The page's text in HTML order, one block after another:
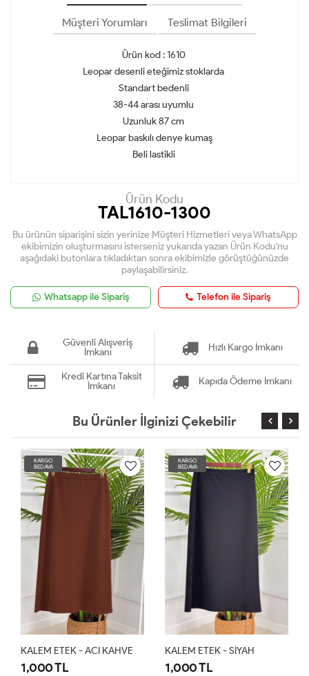
Müşteri Yorumları Teslimat Bilgileri
Ürün kod : 1610
Leopar desenli eteğimiz stoklarda
Standart bedenli
38-44 arası uyumlu
Uzunluk 87 cm
Leopar baskılı denye kumaş
Beli lastikli
Ürün Kodu
TAL1610-1300
Bu ürünün siparişini sizin yerinize Müşteri Hizmetleri veya WhatsApp
ekibimizin oluşturmasını isterseniz yukarıda yazan Ürün Kodu'nu
aşağıdaki butonlara tıkladıktan sonra ekibimizle görüştüğünüzde
paylaşabilirsiniz.
Whatsapp ile Sipariş Telefon ile Sipariş
Güvenli Alışveriş
İmkanı
Hızlı Kargo İmkanı
Kredi Kartına Taksit
İmkanı
Kapıda Ödeme İmkanı
Bu Ürünler İlginizi Çekebilir
KARGO
BEDAVA
KALEM ETEK - ACI KAHVE
1,000 TL
KARGO
BEDAVA
KALEM ETEK - SİYAH
1,000 TL